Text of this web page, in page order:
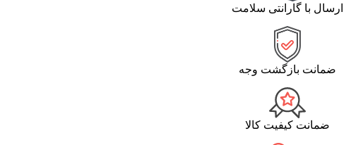
ارسال با گارانتی سلامت
ضمانت بازگشت وجه
ضمانت کیفیت کالا